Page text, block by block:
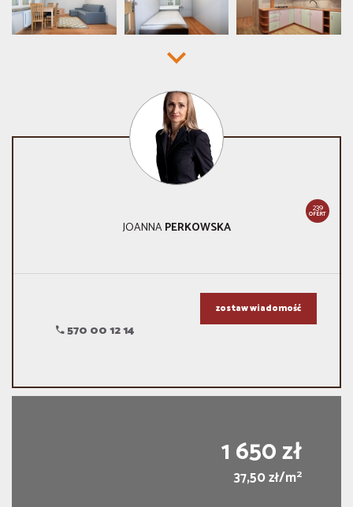
239
OFERT
JOANNAPERKOWSKA
570 00 12 14
zostaw wiadomość
1 650 zł
37,50 zł/m2